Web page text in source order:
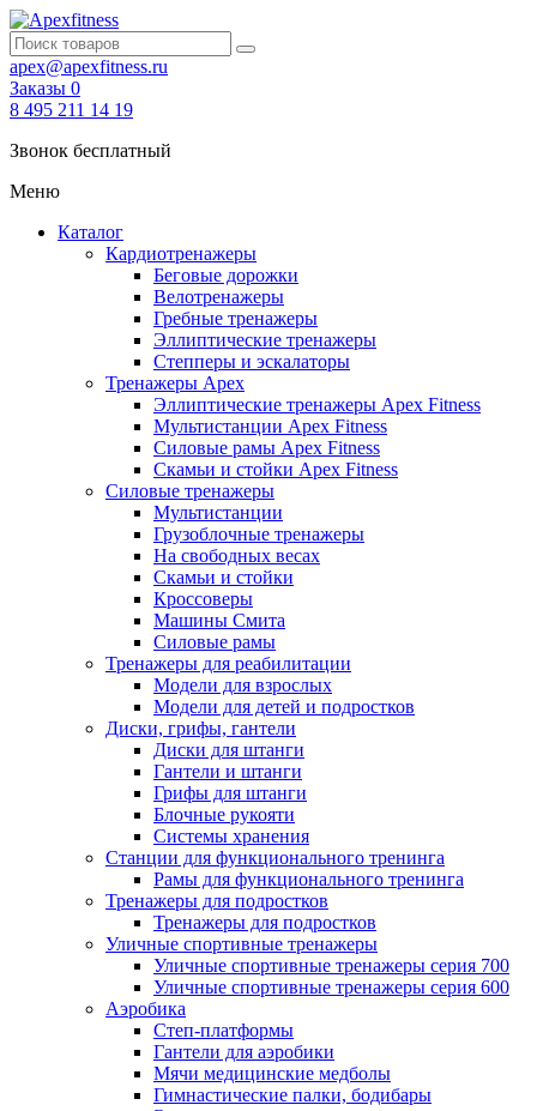
apex@apexfitness.ru
Заказы 0
8 495 211 14 19
Звонок бесплатный
Меню
Каталог
Кардиотренажеры
Беговые дорожки
Велотренажеры
Гребные тренажеры
Эллиптические тренажеры
Степперы и эскалаторы
Тренажеры Apex
Эллиптические тренажеры Apex Fitness
Мультистанции Apex Fitness
Силовые рамы Apex Fitness
Скамьи и стойки Apex Fitness
Силовые тренажеры
Мультистанции
Грузоблочные тренажеры
На свободных весах
Скамьи и стойки
Кроссоверы
Машины Смита
Силовые рамы
Тренажеры для реабилитации
Модели для взрослых
Модели для детей и подростков
Диски, грифы, гантели
Диски для штанги
Гантели и штанги
Грифы для штанги
Блочные рукояти
Системы хранения
Станции для функционального тренинга
Рамы для функционального тренинга
Тренажеры для подростков
Тренажеры для подростков
Уличные спортивные тренажеры
Уличные спортивные тренажеры серия 700
Уличные спортивные тренажеры серия 600
Аэробика
Степ-платформы
Гантели для аэробики
Мячи медицинские медболы
Гимнастические палки, бодибары